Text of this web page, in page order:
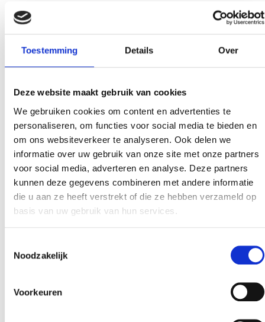
Toestemming Details Over
Deze website maakt gebruik van cookies
We gebruiken cookies om content en advertenties te
personaliseren, om functies voor social media te bieden en
om ons websiteverkeer te analyseren. Ook delen we
informatie over uw gebruik van onze site met onze partners
voor social media, adverteren en analyse. Deze partners
kunnen deze gegevens combineren met andere informatie
die u aan ze heeft verstrekt of die ze hebben verzameld op
basis van uw gebruik van hun services.
Noodzakelijk
Voorkeuren